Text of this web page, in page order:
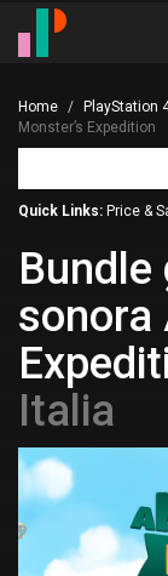
Home PlayStation
Monster’s Expedition
Quick Links: Price &
Bundle
sonora
Italia